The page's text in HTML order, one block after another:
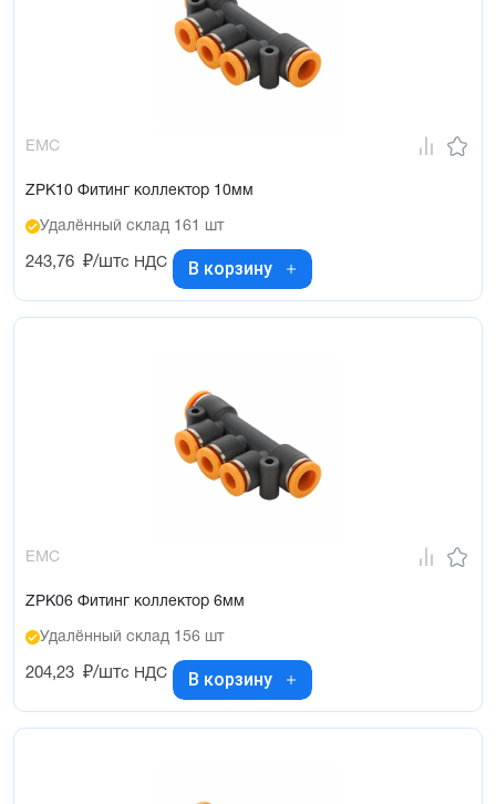
EMC
ZPK10 Фитинг коллектор 10мм
Удалённый склад 161 шт
243,76 ₽/штс НДС В корзину
EMC
ZPK06 Фитинг коллектор 6мм
Удалённый склад 156 шт
204,23 ₽/штс НДС В корзину